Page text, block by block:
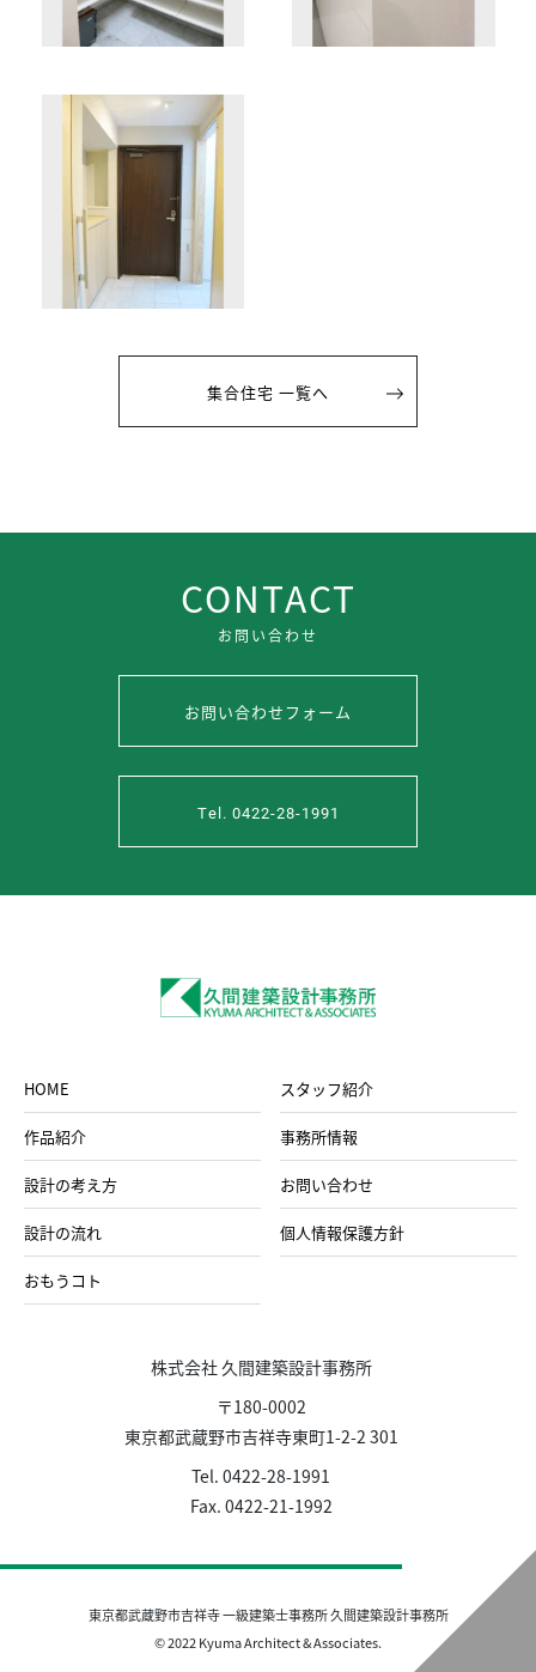
東京都武蔵野市吉祥寺 一級建築士事務所 久間建築設計事務所
集合住宅 一覧へ
CONTACT
お問い合わせ
お問い合わせフォーム
Tel. 0422-28-1991
HOME
作品紹介
設計の考え方
設計の流れ
おもうコト
スタッフ紹介
事務所情報
お問い合わせ
個人情報保護方針
株式会社 久間建築設計事務所
〒180-0002
東京都武蔵野市吉祥寺東町1-2-2 301
Tel. 0422-28-1991
Fax. 0422-21-1992
© 2022 Kyuma Architect & Associates.